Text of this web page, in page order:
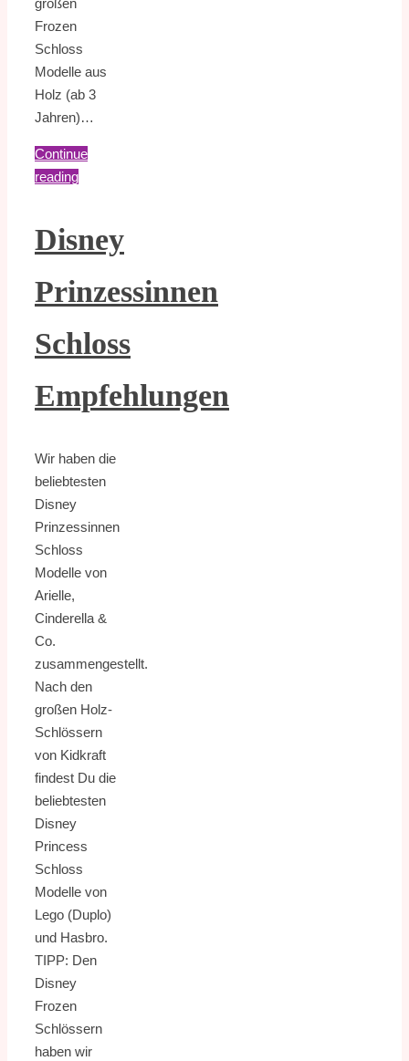
Frozen
Schloss
Modelle aus
Holz (ab 3
Jahren)…
Continue
reading
Disney
Prinzessinnen
Schloss
Empfehlungen
Wir haben die
beliebtesten
Disney
Prinzessinnen
Schloss
Modelle von
Arielle,
Cinderella &
Co.
zusammengestellt.
Nach den
großen Holz-
Schlössern
von Kidkraft
findest Du die
beliebtesten
Disney
Princess
Schloss
Modelle von
Lego (Duplo)
und Hasbro.
TIPP: Den
Disney
Frozen
Schlössern
haben wir